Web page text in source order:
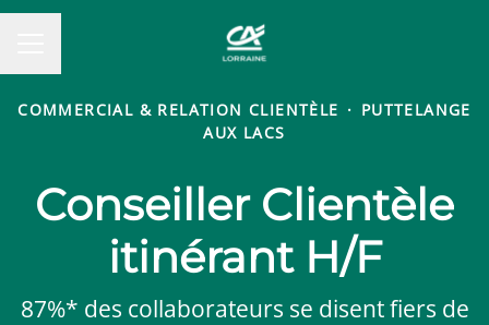
COMMERCIAL & RELATION CLIENTÈLE · PUTTELANGE
AUX LACS
Conseiller Clientèle
itinérant H/F
87%* des collaborateurs se disent fiers de